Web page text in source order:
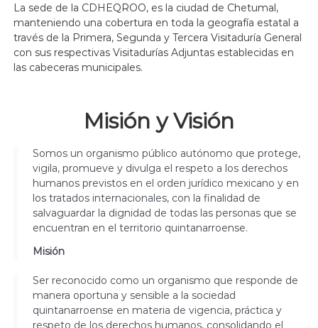
La sede de la CDHEQROO, es la ciudad de Chetumal,
manteniendo una cobertura en toda la geografía estatal a
través de la Primera, Segunda y Tercera Visitaduría General
con sus respectivas Visitadurías Adjuntas establecidas en
las cabeceras municipales.
Misión y Visión
Somos un organismo público autónomo que protege,
vigila, promueve y divulga el respeto a los derechos
humanos previstos en el orden jurídico mexicano y en
los tratados internacionales, con la finalidad de
salvaguardar la dignidad de todas las personas que se
encuentran en el territorio quintanarroense.
Misión
Ser reconocido como un organismo que responde de
manera oportuna y sensible a la sociedad
quintanarroense en materia de vigencia, práctica y
respeto de los derechos humanos, consolidando el